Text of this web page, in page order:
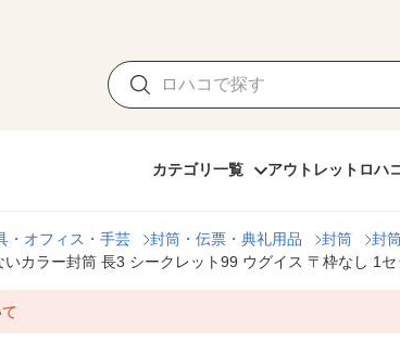
カテゴリ一覧 アウトレット ロハ
・オフィス・手芸 封筒・伝票・典礼用品 封筒
封
いカラー封筒 長3 シークレット99 ウグイス 〒枠なし 1